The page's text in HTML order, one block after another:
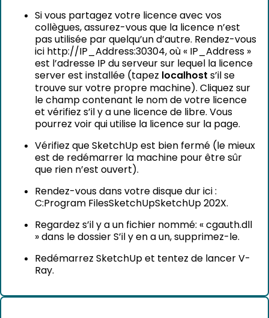
Si vous partagez votre licence avec vos
collègues, assurez-vous que la licence n’est
pas utilisée par quelqu’un d’autre. Rendez-vous
ici http://IP_Address:30304, où « IP_Address »
est l’adresse IP du serveur sur lequel la licence
server est installée (tapez localhost s’il se
trouve sur votre propre machine). Cliquez sur
le champ contenant le nom de votre licence
et vérifiez s’il y a une licence de libre. Vous
pourrez voir qui utilise la licence sur la page.
Vérifiez que SketchUp est bien fermé (le mieux
est de redémarrer la machine pour être sûr
que rien n’est ouvert).
Rendez-vous dans votre disque dur ici :
C:Program FilesSketchUpSketchUp 202X.
Regardez s’il y a un fichier nommé: « cgauth.dll
» dans le dossier S’il y en a un, supprimez-le.
Redémarrez SketchUp et tentez de lancer V-
Ray.